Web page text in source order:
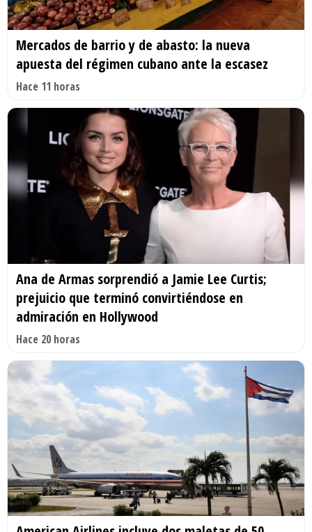
Mercados de barrio y de abasto: la nueva
apuesta del régimen cubano ante la escasez
Hace 11 horas
Ana de Armas sorprendió a Jamie Lee Curtis;
prejuicio que terminó convirtiéndose en
admiración en Hollywood
Hace 20 horas